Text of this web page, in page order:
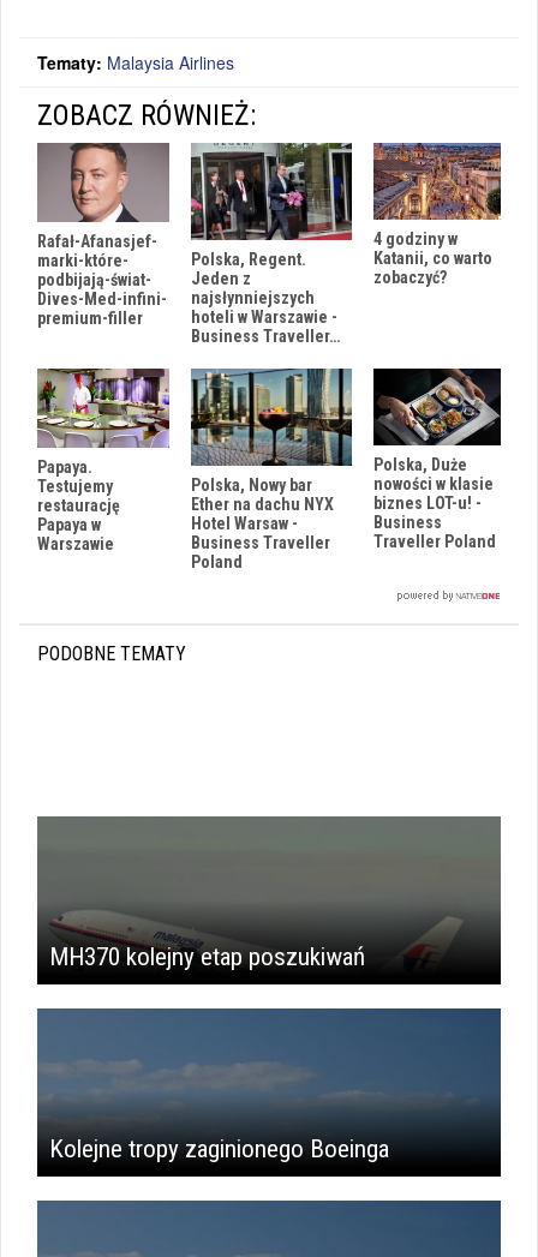
Tematy: Malaysia Airlines
ZOBACZ RÓWNIEŻ:
Rafał-Afanasjef-
marki-które-
podbijają-świat-
Dives-Med-infini-
premium-filler
Polska, Regent.
Jeden z
najsłynniejszych
hoteli w Warszawie -
Business Traveller…
4 godziny w
Katanii, co warto
zobaczyć?
Papaya.
Testujemy
restaurację
Papaya w
Warszawie
Polska, Nowy bar
Ether na dachu NYX
Hotel Warsaw -
Business Traveller
Poland
Polska, Duże
nowości w klasie
biznes LOT-u! -
Business
Traveller Poland
PODOBNE TEMATY
MH370 kolejny etap poszukiwań
Kolejne tropy zaginionego Boeinga